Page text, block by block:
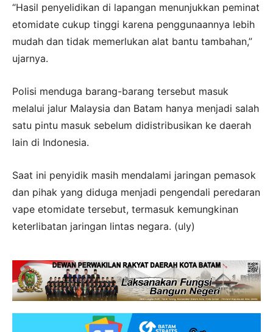
“Hasil penyelidikan di lapangan menunjukkan peminat
etomidate cukup tinggi karena penggunaannya lebih
mudah dan tidak memerlukan alat bantu tambahan,”
ujarnya.
Polisi menduga barang-barang tersebut masuk
melalui jalur Malaysia dan Batam hanya menjadi salah
satu pintu masuk sebelum didistribusikan ke daerah
lain di Indonesia.
Saat ini penyidik masih mendalami jaringan pemasok
dan pihak yang diduga menjadi pengendali peredaran
vape etomidate tersebut, termasuk kemungkinan
keterlibatan jaringan lintas negara. (uly)